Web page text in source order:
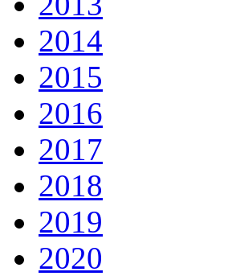
2014
2015
2016
2017
2018
2019
2020